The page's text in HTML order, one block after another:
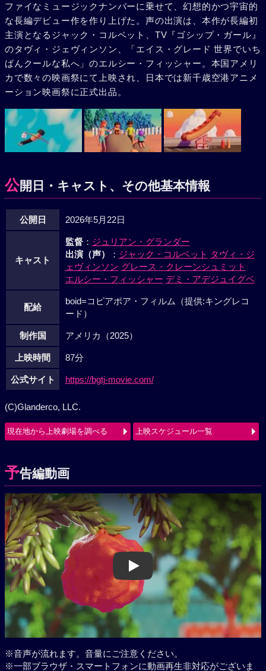
ファイなミュージックナンバーに乗せて、幻想的かつ宇宙的
な長編デビュー作を作り上げた。声の出演は、本作が長編初
主演となるジャック・コルベット、TV『ゴシップ・ガール』
のタヴィ・ジェヴィンソン、「エイス・グレード 世界でいち
ばんクールな私へ」のエルシー・フィッシャー。本国アメリ
カで数々の映画祭にて上映され、日本では新千歳空港アニメ
ーション映画祭に正式出品。
公開日・キャスト、その他基本情報
公開日 2026年5月22日
キャスト
監督： ジュリアン・グランダー
出演（声）
： ジャック・コルベット タヴィ・ジ
ェヴィンソン グレース・クレーンシュミット
エルシー・フィッシャー デミ・アデジュイグベ
配給
boid=コピアポア・フィルム（提供:キングレコ
ード）
制作国 アメリカ（2025）
上映時間 87分
公式サイト https://bgtj-movie.com/
(C)Glanderco, LLC.
現在地から上映劇場を調べる 上映スケジュール一覧
予告編動画
Play
※音声が流れます。音量にご注意ください。
※一部ブラウザ・スマートフォンに動画再生非対応がございま